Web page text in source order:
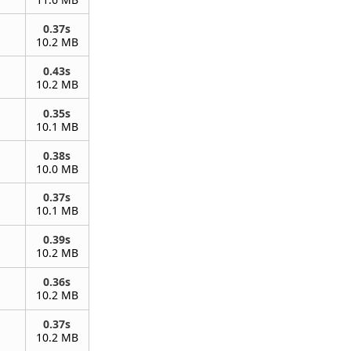
0.37s
10.2 MB
0.43s
10.2 MB
0.35s
10.1 MB
0.38s
10.0 MB
0.37s
10.1 MB
0.39s
10.2 MB
0.36s
10.2 MB
0.37s
10.2 MB